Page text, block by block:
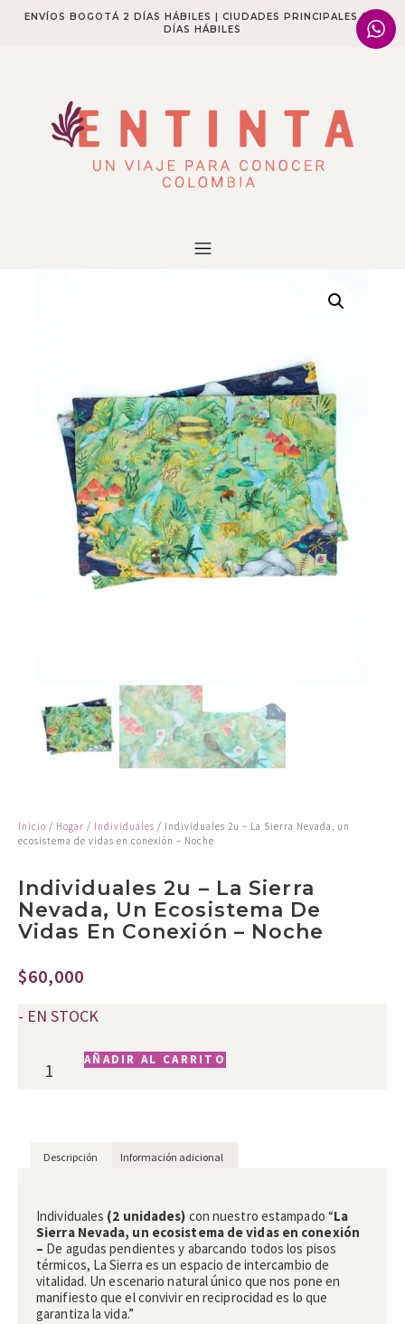
ENVÍOS BOGOTÁ 2 DÍAS HÁBILES | CIUDADES PRINCIPALES 2-4
DÍAS HÁBILES​
Inicio / Hogar / Individuales / Individuales 2u – La Sierra Nevada, un
ecosistema de vidas en conexión – Noche
Individuales 2u – La Sierra
Nevada, Un Ecosistema De
Vidas En Conexión – Noche
$60,000
- EN STOCK
AÑADIR AL CARRITO
Descripción Información adicional
Individuales (2 unidades) con nuestro estampado “La
Sierra Nevada, un ecosistema de vidas en conexión
– De agudas pendientes y abarcando todos los pisos
térmicos, La Sierra es un espacio de intercambio de
vitalidad. Un escenario natural único que nos pone en
manifiesto que el convivir en reciprocidad es lo que
garantiza la vida.”